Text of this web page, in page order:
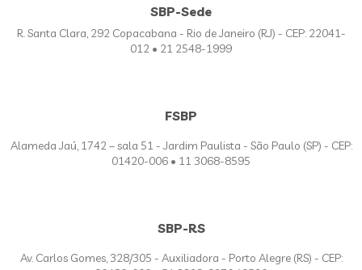
SBP-Sede
R. Santa Clara, 292 Copacabana - Rio de Janeiro (RJ) - CEP: 22041-
012 • 21 2548-1999
FSBP
Alameda Jaú, 1742 – sala 51 - Jardim Paulista - São Paulo (SP) - CEP:
01420-006 • 11 3068-8595
SBP-RS
Av. Carlos Gomes, 328/305 - Auxiliadora - Porto Alegre (RS) - CEP: